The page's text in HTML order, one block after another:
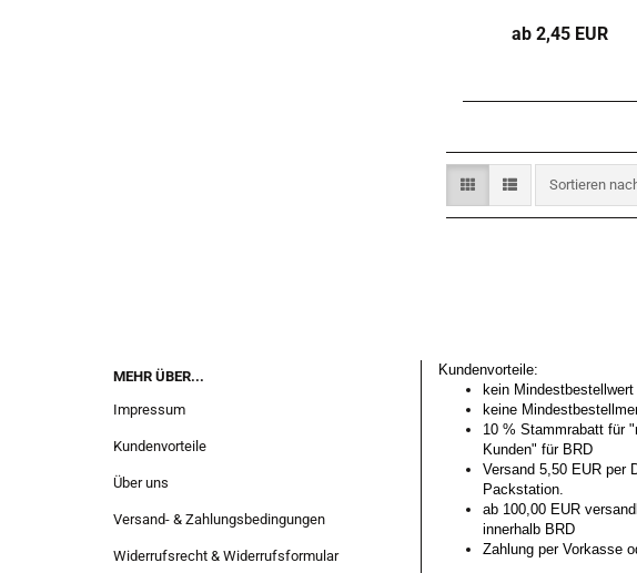
ab 2,45 EUR
Sortieren
Sortieren
MEHR ÜBER...
Impressum
Kundenvorteile
Über uns
Versand- & Zahlungsbedingungen
Widerrufsrecht & Widerrufsformular
Kundenvorteile:
kein Mindestbestellwert
keine
10 % Stammrabatt für
Kunden" für BRD
Versand 5,50 EUR per
Packstation.
ab 100,00 EUR
innerhalb BRD
Zahlung per Vorkasse